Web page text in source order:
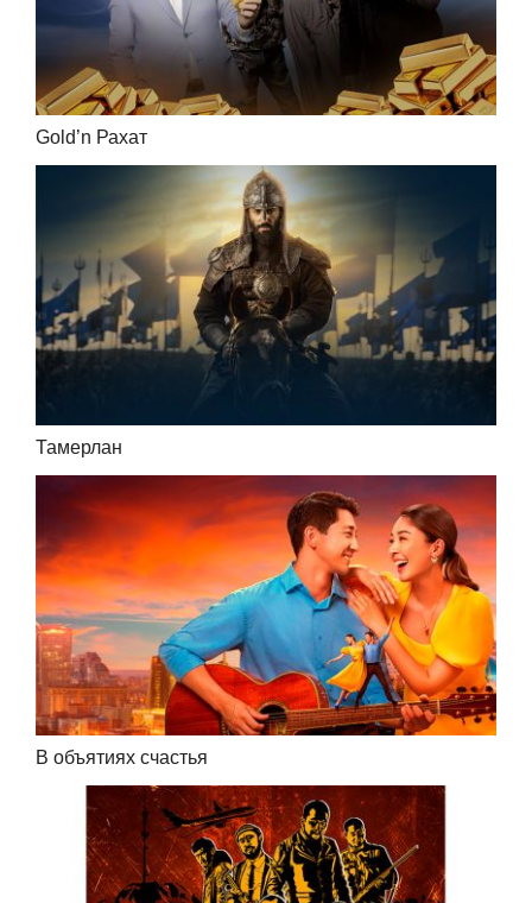
Gold’n Рахат
Тамерлан
В объятиях счастья